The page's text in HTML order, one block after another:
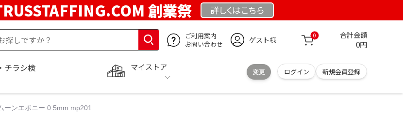
創業祭 詳しくはこちら
ご利用案内
お問い合わせ
ゲスト様 0 合計金額
0円
マイストア
変更 ログイン 新規会員登録
チラシ検
ーンエボニー 0.5mm mp201